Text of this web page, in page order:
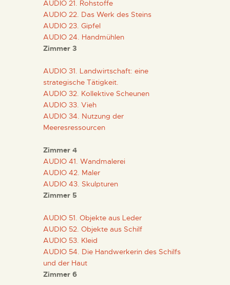
DIENSTLEISTUNGEN
DIGITALE RESSOURCEN
DEUTSCH
AUDIO 21. Rohstoffe
AUDIO 22. Das Werk des Steins
AUDIO 23. Gipfel
AUDIO 24. Handmühlen
Zimmer 3
AUDIO 31. Landwirtschaft: eine
strategische Tätigkeit.
AUDIO 32. Kollektive Scheunen
AUDIO 33. Vieh
AUDIO 34. Nutzung der
Meeresressourcen
Zimmer 4
AUDIO 41. Wandmalerei
AUDIO 42. Maler
AUDIO 43. Skulpturen
Zimmer 5
AUDIO 51. Objekte aus Leder
AUDIO 52. Objekte aus Schilf
AUDIO 53. Kleid
AUDIO 54. Die Handwerkerin des Schilfs
und der Haut
Zimmer 6